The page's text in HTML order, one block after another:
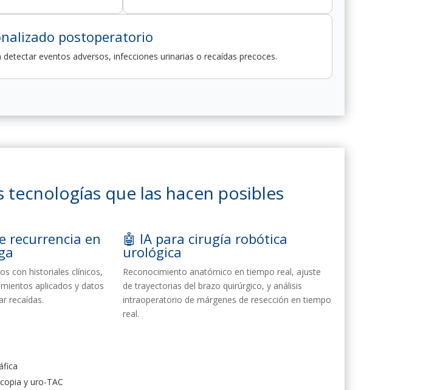
postoperatorio
eventos adversos, infecciones urinarias o recaídas precoces.
tecnologías que las hacen posibles
recurrencia en
con historiales clínicos,
aplicados y datos
recaídas.
🤖 IA para cirugía robótica
urológica
Reconocimiento anatómico en tiempo real, ajuste
de trayectorias del brazo quirúrgico, y análisis
intraoperatorio de márgenes de resección en tiempo
real.
y uro-TAC